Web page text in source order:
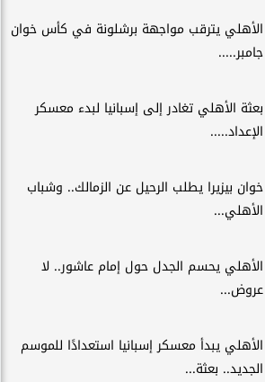
الأهلي يترقب مواجهة برشلونة في كأس خوان
جامبر.....
بعثة الأهلي تغادر إلى إسبانيا لبدء معسكر
الإعداد.....
خوان بيزيرا يطلب الرحيل عن الزمالك.. وشباب
الأهلي...
الأهلي يحسم الجدل حول إمام عاشور.. لا
عروض...
الأهلي يبدأ معسكر إسبانيا استعدادًا للموسم
الجديد.. بعثة...